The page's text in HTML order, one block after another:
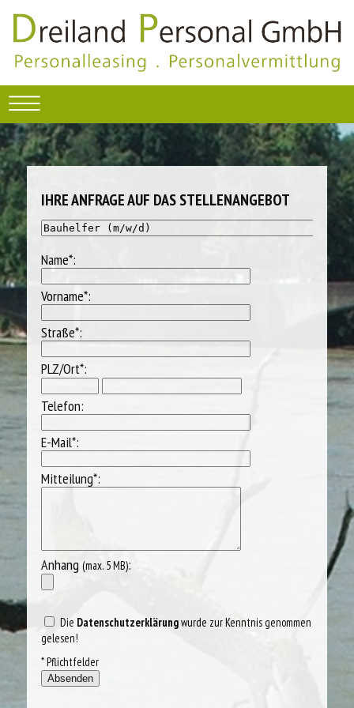
IHRE ANFRAGE AUF DAS STELLENANGEBOT
Name*:
Vorname*:
Straße*:
PLZ/Ort*:
Telefon:
E-Mail*:
Mitteilung*:
Anhang (max. 5 MB):
Die Datenschutzerklärungwurde zur Kenntnis genommen und
gelesen!
* Pflichtfelder